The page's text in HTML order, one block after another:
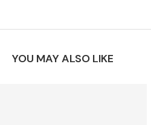
YOU MAY ALSO LIKE